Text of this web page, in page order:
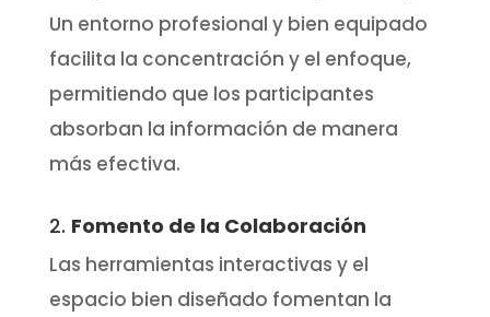
Un entorno profesional y bien equipado
facilita la concentración y el enfoque,
permitiendo que los participantes
absorban la información de manera
más efectiva.
2. Fomento de la Colaboración
Las herramientas interactivas y el
espacio bien diseñado fomentan la